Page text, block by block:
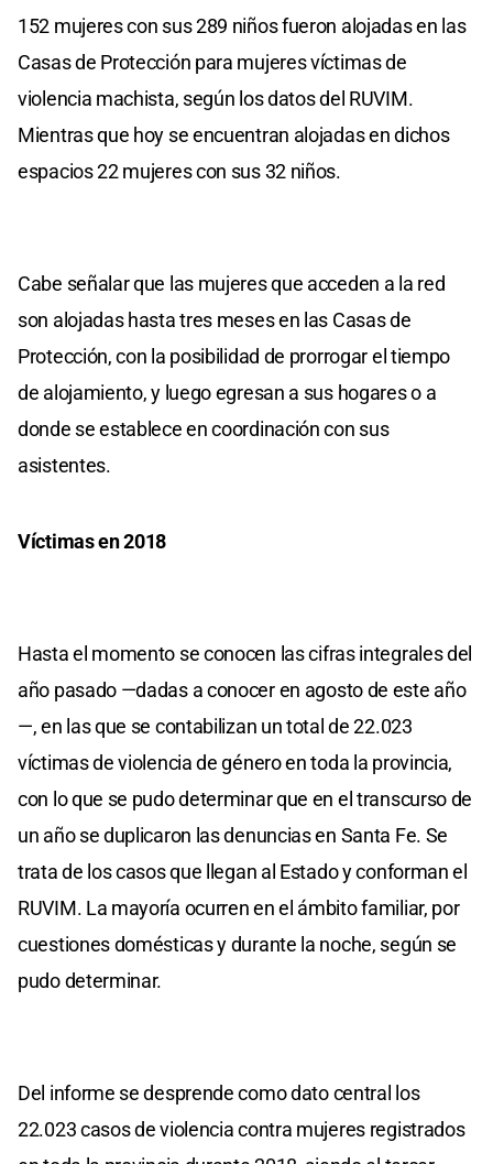
152 mujeres con sus 289 niños fueron alojadas en las
Casas de Protección para mujeres víctimas de
violencia machista, según los datos del RUVIM.
Mientras que hoy se encuentran alojadas en dichos
espacios 22 mujeres con sus 32 niños.
Cabe señalar que las mujeres que acceden a la red
son alojadas hasta tres meses en las Casas de
Protección, con la posibilidad de prorrogar el tiempo
de alojamiento, y luego egresan a sus hogares o a
donde se establece en coordinación con sus
asistentes.
Víctimas en 2018
Hasta el momento se conocen las cifras integrales del
año pasado —dadas a conocer en agosto de este año
—, en las que se contabilizan un total de 22.023
víctimas de violencia de género en toda la provincia,
con lo que se pudo determinar que en el transcurso de
un año se duplicaron las denuncias en Santa Fe. Se
trata de los casos que llegan al Estado y conforman el
RUVIM. La mayoría ocurren en el ámbito familiar, por
cuestiones domésticas y durante la noche, según se
pudo determinar.
Del informe se desprende como dato central los
22.023 casos de violencia contra mujeres registrados